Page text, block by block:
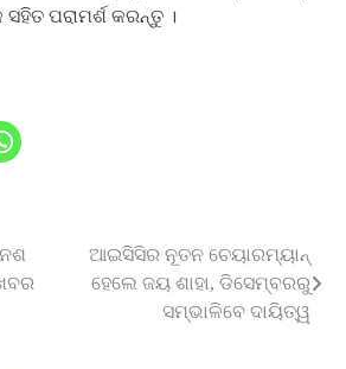
ପରାମର୍ଶ କରନ୍ତୁ ।
ଆଇସିସିର ନୂତନ ଚେୟାରମ୍ୟାନ୍
ହେଲେ ଜୟ ଶାହା, ଡିସେମ୍ବରରୁ
ସମ୍ଭାଳିବେ ଦାୟିତ୍ୱ